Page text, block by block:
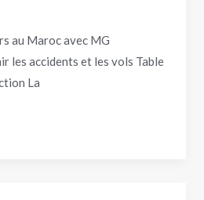
au Maroc avec MG
les accidents et les vols Table
La